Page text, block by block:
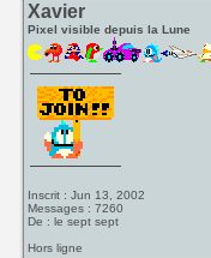
Xavier
Pixel visible depuis la Lune
Inscrit : Jun 13, 2002
Messages : 7260
De : le sept sept
Hors ligne